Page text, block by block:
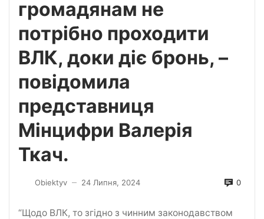
громадянам не
потрібно проходити
ВЛК, доки діє бронь, –
повідомила
представниця
Мінцифри Валерія
Ткач.
Obiektyv — 24 Липня, 2024 0
“Щодо ВЛК, то згідно з чинним законодавством